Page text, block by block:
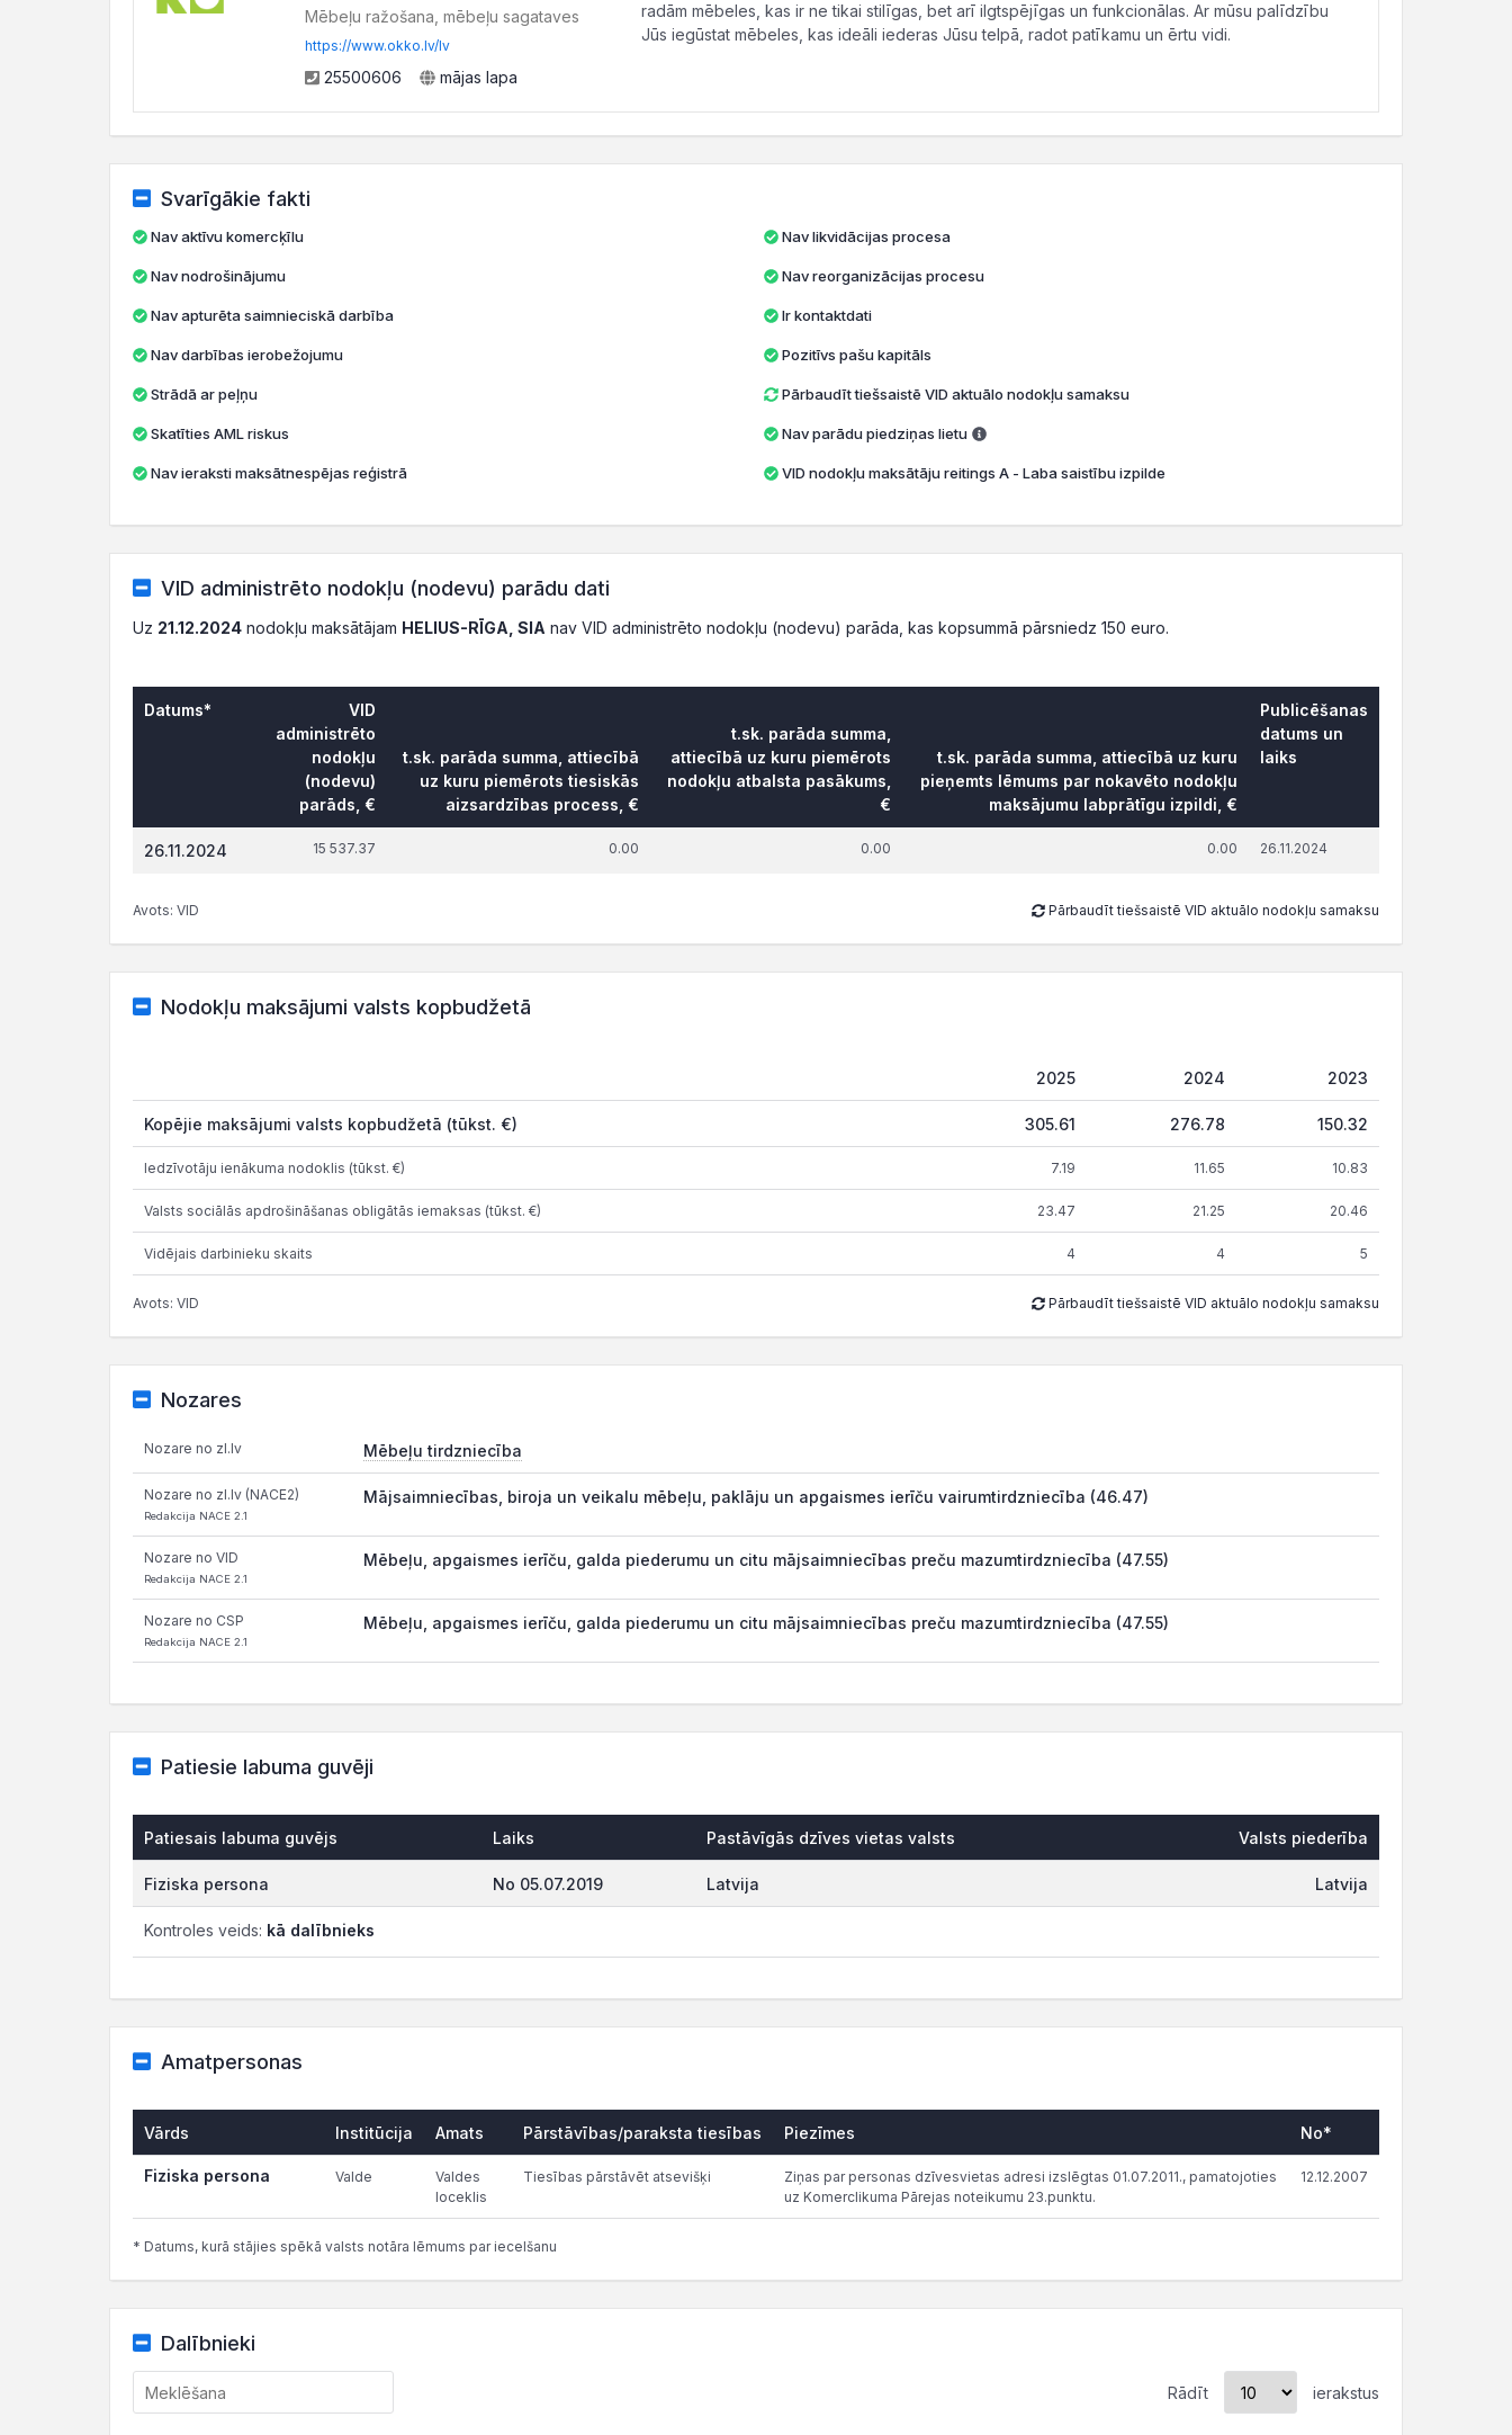
Mēbeļu ražošana, mēbeļu sagataves
https://www.okko.lv/lv
25500606 mājas lapa
radām mēbeles, kas ir ne tikai stilīgas, bet arī ilgtspējīgas un funkcionālas. Ar mūsu palīdzību
Jūs iegūstat mēbeles, kas ideāli iederas Jūsu telpā, radot patīkamu un ērtu vidi.
Svarīgākie fakti
Nav aktīvu komercķīlu
Nav nodrošinājumu
Nav apturēta saimnieciskā darbība
Nav darbības ierobežojumu
Strādā ar peļņu
Skatīties AML riskus
Nav ieraksti maksātnespējas reģistrā
Nav likvidācijas procesa
Nav reorganizācijas procesu
Ir kontaktdati
Pozitīvs pašu kapitāls
Pārbaudīt tiešsaistē VID aktuālo nodokļu samaksu
Nav parādu piedziņas lietu
VID nodokļu maksātāju reitings A - Laba saistību izpilde
VID administrēto nodokļu (nodevu) parādu dati
Uz 21.12.2024 nodokļu maksātājam HELIUS-RĪGA, SIA nav VID administrēto nodokļu (nodevu) parāda, kas kopsummā pārsniedz 150 euro.
Datums*
VID
administrēto
nodokļu
(nodevu)
parāds, €
t.sk. parāda summa, attiecībā
uz kuru piemērots tiesiskās
aizsardzības process, €
t.sk. parāda summa,
attiecībā uz kuru piemērots
nodokļu atbalsta pasākums,
€
t.sk. parāda summa, attiecībā uz kuru
pieņemts lēmums par nokavēto nodokļu
maksājumu labprātīgu izpildi, €
Publicēšanas
datums un
laiks
26.11.2024 15 537.37 0.00 0.00 0.00 26.11.2024
Avots: VID Pārbaudīt tiešsaistē VID aktuālo nodokļu samaksu
Nodokļu maksājumi valsts kopbudžetā
2025 2024 2023
Kopējie maksājumi valsts kopbudžetā (tūkst. €) 305.61 276.78 150.32
Iedzīvotāju ienākuma nodoklis (tūkst. €) 7.19 11.65 10.83
Valsts sociālās apdrošināšanas obligātās iemaksas (tūkst. €) 23.47 21.25 20.46
Vidējais darbinieku skaits 4 4 5
Avots: VID Pārbaudīt tiešsaistē VID aktuālo nodokļu samaksu
Nozares
Nozare no zl.lv Mēbeļu tirdzniecība
Nozare no zl.lv (NACE2)
Redakcija NACE 2.1
Mājsaimniecības, biroja un veikalu mēbeļu, paklāju un apgaismes ierīču vairumtirdzniecība (46.47)
Nozare no VID
Redakcija NACE 2.1
Mēbeļu, apgaismes ierīču, galda piederumu un citu mājsaimniecības preču mazumtirdzniecība (47.55)
Nozare no CSP
Redakcija NACE 2.1
Mēbeļu, apgaismes ierīču, galda piederumu un citu mājsaimniecības preču mazumtirdzniecība (47.55)
Patiesie labuma guvēji
Patiesais labuma guvējs Laiks Pastāvīgās dzīves vietas valsts Valsts piederība
Fiziska persona No 05.07.2019 Latvija Latvija
Kontroles veids: kā dalībnieks
Amatpersonas
Vārds Institūcija Amats Pārstāvības/paraksta tiesības Piezīmes No*
Fiziska persona Valde
Valdes
loceklis
Tiesības pārstāvēt atsevišķi
Ziņas par personas dzīvesvietas adresi izslēgtas 01.07.2011., pamatojoties
uz Komerclikuma Pārejas noteikumu 23.punktu.
12.12.2007
* Datums, kurā stājies spēkā valsts notāra lēmums par iecelšanu
Dalībnieki
Rādīt ierakstus